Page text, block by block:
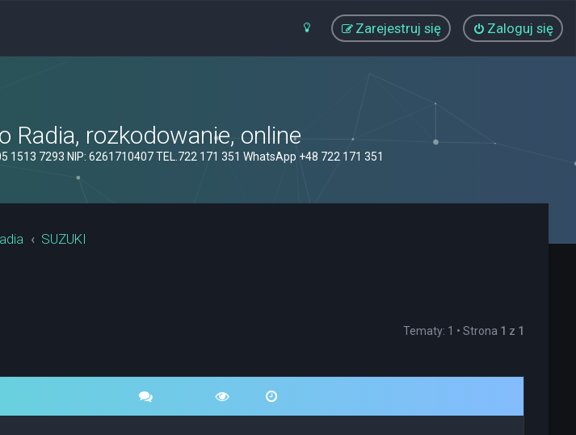
Zaloguj się
Zarejestruj się
Radia, rozkodowanie, online
7293 NIP: 6261710407 TEL.722 171 351 WhatsApp +48 722 171 351
SUZUKI
Tematy: 1 • Strona 1 z 1